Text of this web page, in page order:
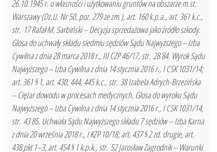
26.10.1945 r. o własności i użytkowaniu gruntów na obszarze m.st.
Warszawy (Dz.U. Nr 50, poz. 279 ze zm.), art. 160 k.p.a., art. 361 k.c.,
str. 17 Rafał M. Sarbiński – Decyzja sprzedażowa jako źródło szkody.
Glosa do uchwały składu siedmiu sędziów Sądu Najwyższego – Izba
Cywilna z dnia 28 marca 2018 r., III CZP 46/17, str. 28 84. Wyrok Sądu
Najwyższego – Izba Cywilna z dnia 14 stycznia 2016 r., I CSK 1031/14;
art. 361 § 1, art. 430, 444, 445 k.c., str. 38 Izabela Adrych-Brzezińska
– Ciężar dowodu w procesach medycznych. Glosa do wyroku Sądu
Najwyższego – Izba Cywilna z dnia 14 stycznia 2016 r., I CSK 1031/14,
str. 43 85. Uchwała Sądu Najwyższego składu 7 sędziów – Izba Karna
z dnia 20 września 2018 r., I KZP 10/18; art. 437 § 2 zd. drugie, art.
438 pkt 1–3, art. 454 § 1 k.p.k., str. 52 Jarosław Zagrodnik – Warunki